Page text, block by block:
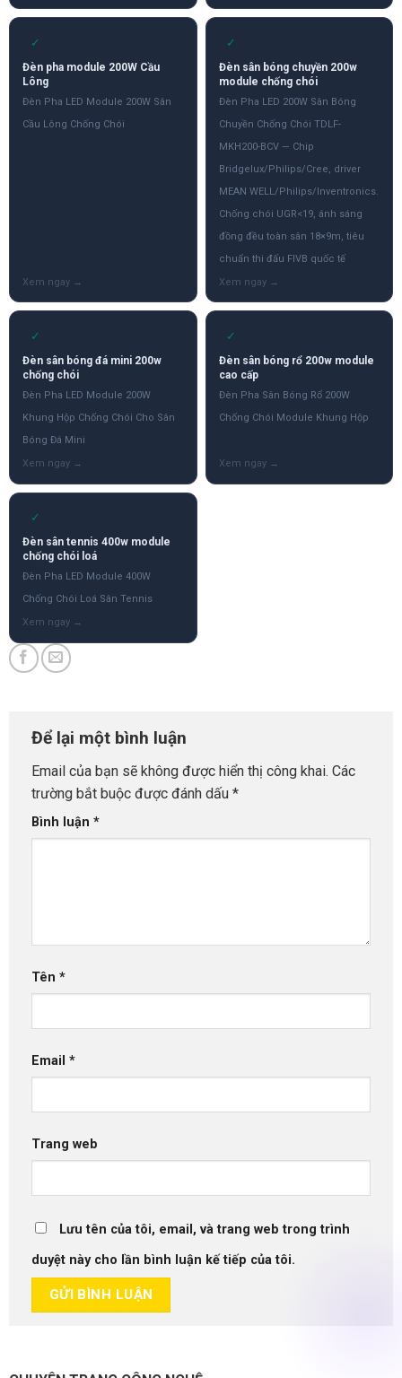
✓
Đèn pha module 200W Cầu
Lông
Đèn Pha LED Module 200W Sân
Cầu Lông Chống Chói
✓
Đèn sân bóng chuyền 200w
module chống chói
Đèn Pha LED 200W Sân Bóng
Chuyền Chống Chói TDLF-
MKH200-BCV — Chip
Bridgelux/Philips/Cree, driver
MEAN WELL/Philips/Inventronics.
Chống chói UGR<19, ánh sáng
đồng đều toàn sân 18×9m, tiêu
chuẩn thi đấu FIVB quốc tế
✓
Đèn sân bóng đá mini 200w
chống chói
Đèn Pha LED Module 200W
Khung Hộp Chống Chói Cho Sân
Bóng Đá Mini
✓
Đèn sân bóng rổ 200w module
cao cấp
Đèn Pha Sân Bóng Rổ 200W
Chống Chói Module Khung Hộp
✓
Đèn sân tennis 400w module
chống chói loá
Đèn Pha LED Module 400W
Chống Chói Loá Sân Tennis
Để lại một bình luận
Email của bạn sẽ không được hiển thị công khai. Các
trường bắt buộc được đánh dấu *
Bình luận *
Tên *
Email *
Trang web
Lưu tên của tôi, email, và trang web trong trình
duyệt này cho lần bình luận kế tiếp của tôi.